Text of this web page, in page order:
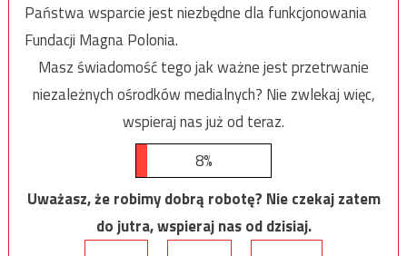
Państwa wsparcie jest niezbędne dla funkcjonowania
Fundacji Magna Polonia.
Masz świadomość tego jak ważne jest przetrwanie
niezależnych ośrodków medialnych? Nie zwlekaj więc,
wspieraj nas już od teraz.
8%
Uważasz, że robimy dobrą robotę? Nie czekaj zatem
do jutra, wspieraj nas od dzisiaj.